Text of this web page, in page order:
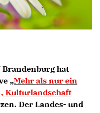
Brandenburg hat
Mehr als nur ein
Kulturlandschaft
Der Landes- und